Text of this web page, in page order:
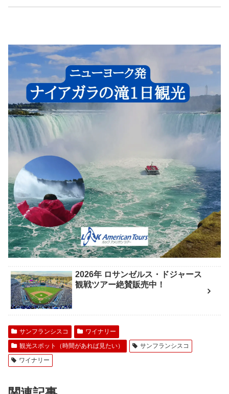
2026年 ロサンゼルス・ドジャース
観戦ツアー絶賛販売中！
サンフランシスコ
ワイナリー
観光スポット（時間があれば見たい）
サンフランシスコ
ワイナリー